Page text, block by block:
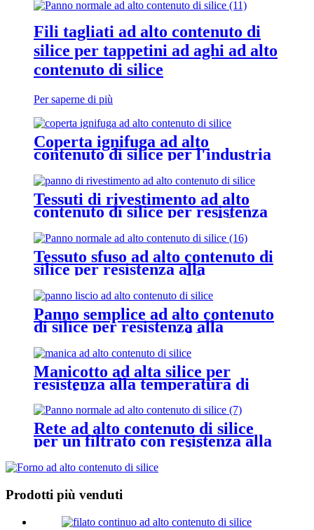
Fili tagliati ad alto contenuto di
silice per tappetini ad aghi ad alto
contenuto di silice
Per saperne di più
Coperta ignifuga ad alto
contenuto di silice per l'industria
Tessuti di rivestimento ad alto
contenuto di silice per resistenza
alla temperatura di 1000 ℃
Tessuto sfuso ad alto contenuto di
silice per resistenza alla
temperatura di 1000 ℃
Panno semplice ad alto contenuto
di silice per resistenza alla
temperatura di 1000 ℃
Manicotto ad alta silice per
resistenza alla temperatura di
1000 ℃
Rete ad alto contenuto di silice
per un filtrato con resistenza alla
Prodotti più venduti